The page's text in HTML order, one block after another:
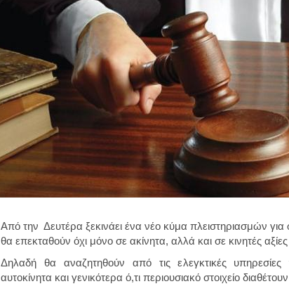
Από την Δευτέρα ξεκινάει ένα νέο κύμα πλειστηριασμών για
θα επεκταθούν όχι μόνο σε ακίνητα, αλλά και σε κινητές
Δηλαδή θα αναζητηθούν από τις ελεγκτικές
αυτοκίνητα και γενικότερα ό,τι περιουσιακό στοιχείο